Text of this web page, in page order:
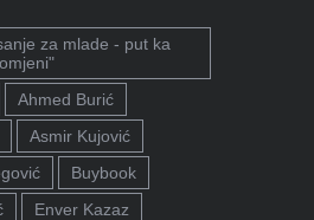
za mlade - put ka
Ahmed Burić
Asmir Kujović
Buybook
Enver Kazaz